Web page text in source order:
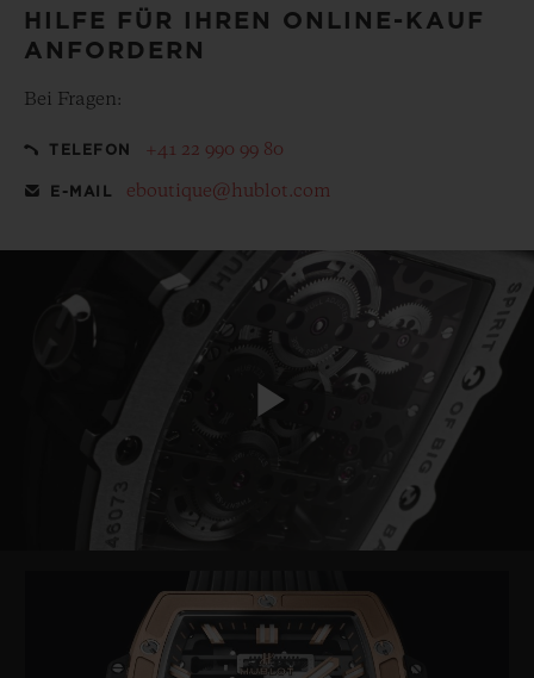
HILFE FÜR IHREN ONLINE-KAUF
ANFORDERN
Bei Fragen:
TELEFON +41 22 990 99 80
E-MAIL eboutique@hublot.com
Play
Video